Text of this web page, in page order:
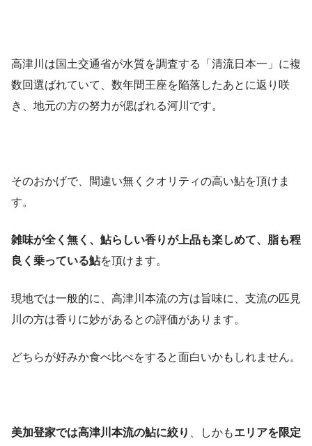
高津川は国土交通省が水質を調査する「清流日本一」に複
数回選ばれていて、数年間王座を陥落したあとに返り咲
き、地元の方の努力が偲ばれる河川です。
そのおかげで、間違い無くクオリティの高い鮎を頂けま
す。
雑味が全く無く、鮎らしい香りが上品も楽しめて、脂も程
良く乗っている鮎を頂けます。
現地では一般的に、高津川本流の方は旨味に、支流の匹見
川の方は香りに妙があるとの評価があります。
どちらが好みか食べ比べをすると面白いかもしれません。
美加登家では高津川本流の鮎に絞り 、しかもエリアを限定